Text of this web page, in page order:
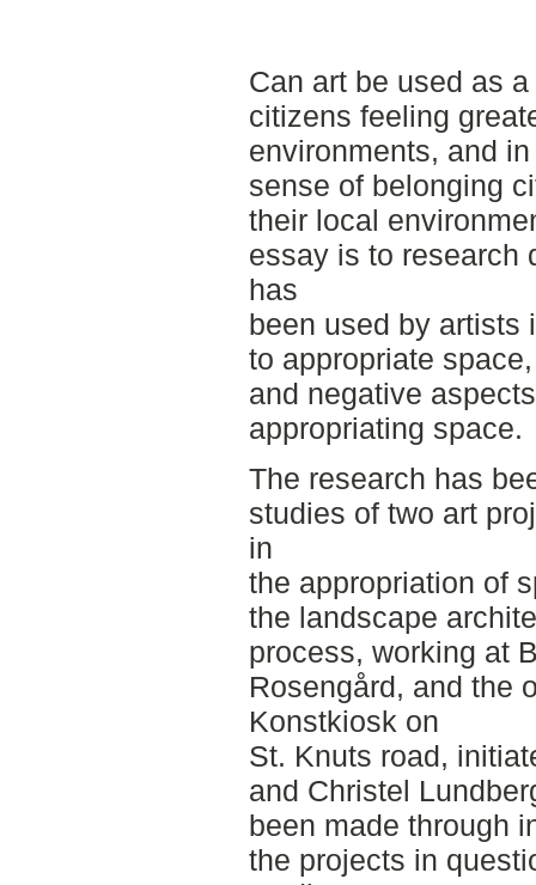
Can art be used as
citizens feeling
environments, and
sense of belonging
their local
essay is to research
has
been used by artists
to appropriate
and negative
appropriating space.
The research has
studies of two art
in
the appropriation of
the landscape
process, working at
Rosengård, and the
Konstkiosk on
St. Knuts road,
and Christel
been made through
the projects in